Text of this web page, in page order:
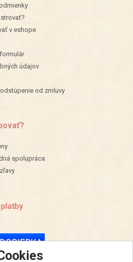
v eshope
údajov
od zmluvy
spolupráca